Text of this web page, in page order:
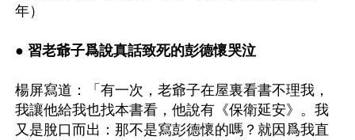
年）
● 習老爺子爲說真話致死的彭德懷哭泣
楊屏寫道：「有一次，老爺子在屋裏看書不理我，
我讓他給我也找本書看，他說有《保衛延安》。我
又是脫口而出：那不是寫彭德懷的嗎？就因爲我直